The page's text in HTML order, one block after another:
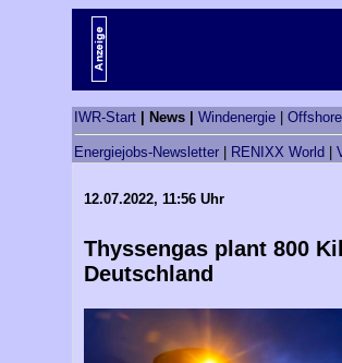
IWR-Start | News | Windenergie
Energiejobs-Newsletter RENIXX World
12.07.2022, 11:56 Uhr
Thyssengas plant 800
Deutschland